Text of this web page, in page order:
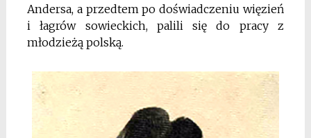
Andersa, a przedtem po doświadczeniu więzień
i łagrów sowieckich, palili się do pracy z
młodzieżą polską.